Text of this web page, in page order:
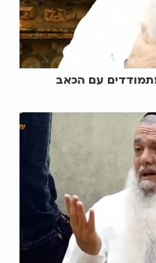
עם הכאב